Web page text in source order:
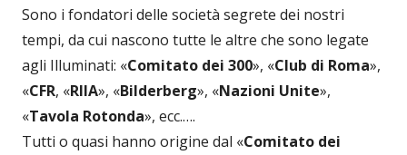
Sono i fondatori delle società segrete dei nostri
tempi, da cui nascono tutte le altre che sono legate
agli Illuminati: «Comitato dei 300», «Club di Roma»,
«CFR, «RIIA», «Bilderberg», «Nazioni Unite»,
«Tavola Rotonda», ecc.….
Tutti o quasi hanno origine dal «Comitato dei